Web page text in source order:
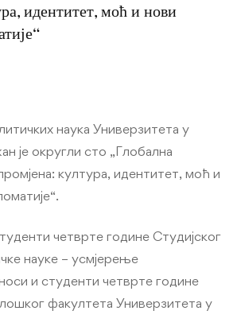
идентитет, моћ и нови
наука Универзитета у
је округли сто „Глобална
култура, идентитет, моћ и
четврте године Студијског
науке – усмјерење
и студенти четврте године
факултета Универзитета у